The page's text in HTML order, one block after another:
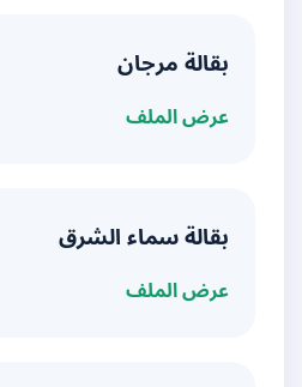
بقالة مرجان
عرض الملف
بقالة سماء الشرق
عرض الملف